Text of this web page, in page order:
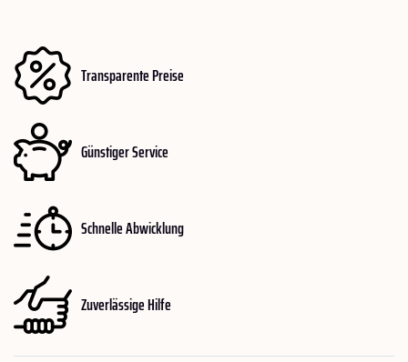
Transparente Preise
Günstiger Service
Schnelle Abwicklung
Zuverlässige Hilfe